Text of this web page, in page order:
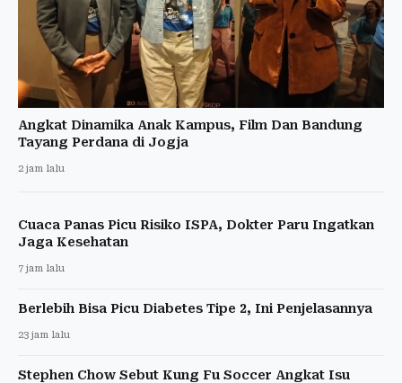
Angkat Dinamika Anak Kampus, Film Dan Bandung
Tayang Perdana di Jogja
2 jam lalu
Cuaca Panas Picu Risiko ISPA, Dokter Paru Ingatkan
Jaga Kesehatan
7 jam lalu
Berlebih Bisa Picu Diabetes Tipe 2, Ini Penjelasannya
23 jam lalu
Stephen Chow Sebut Kung Fu Soccer Angkat Isu